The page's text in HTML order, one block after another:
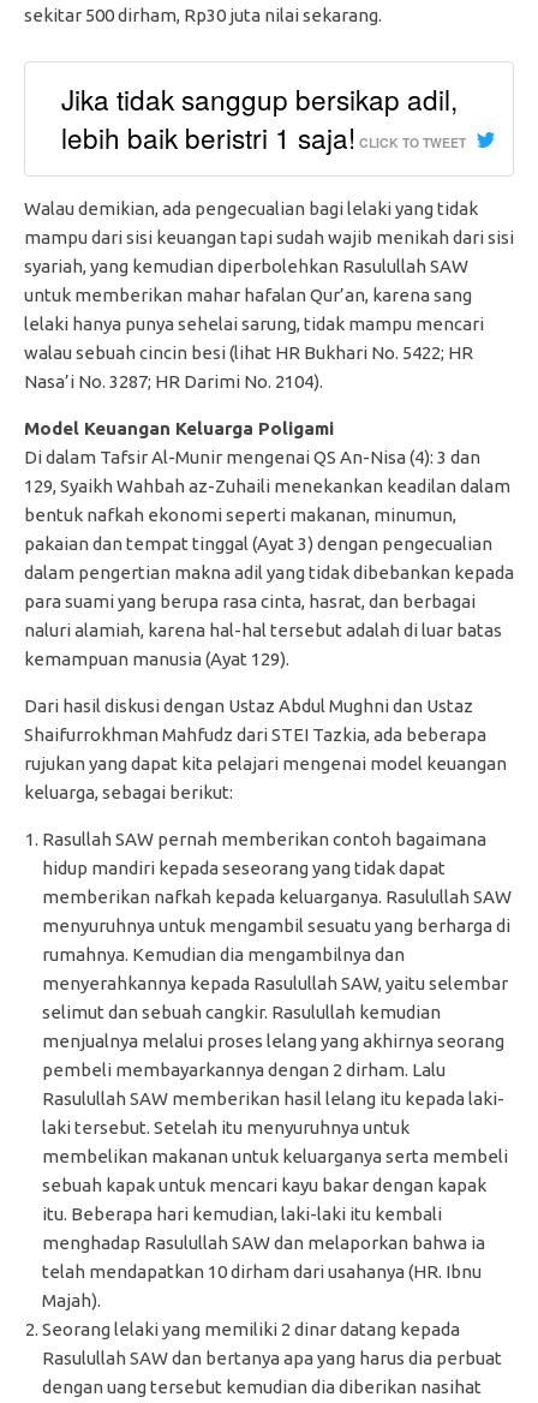
sekitar 500 dirham, Rp30 juta nilai sekarang.
Jika tidak sanggup bersikap adil,
lebih baik beristri 1 saja! CLICK TO TWEET
Walau demikian, ada pengecualian bagi lelaki yang tidak
mampu dari sisi keuangan tapi sudah wajib menikah dari sisi
syariah, yang kemudian diperbolehkan Rasulullah SAW
untuk memberikan mahar hafalan Qur’an, karena sang
lelaki hanya punya sehelai sarung, tidak mampu mencari
walau sebuah cincin besi (lihat HR Bukhari No. 5422; HR
Nasa’i No. 3287; HR Darimi No. 2104).
Model Keuangan Keluarga Poligami
Di dalam Tafsir Al-Munir mengenai QS An-Nisa (4): 3 dan
129, Syaikh Wahbah az-Zuhaili menekankan keadilan dalam
bentuk nafkah ekonomi seperti makanan, minumun,
pakaian dan tempat tinggal (Ayat 3) dengan pengecualian
dalam pengertian makna adil yang tidak dibebankan kepada
para suami yang berupa rasa cinta, hasrat, dan berbagai
naluri alamiah, karena hal-hal tersebut adalah di luar batas
kemampuan manusia (Ayat 129).
Dari hasil diskusi dengan Ustaz Abdul Mughni dan Ustaz
Shaifurrokhman Mahfudz dari STEI Tazkia, ada beberapa
rujukan yang dapat kita pelajari mengenai model keuangan
keluarga, sebagai berikut:
Rasullah SAW pernah memberikan contoh bagaimana
hidup mandiri kepada seseorang yang tidak dapat
memberikan nafkah kepada keluarganya. Rasulullah SAW
menyuruhnya untuk mengambil sesuatu yang berharga di
rumahnya. Kemudian dia mengambilnya dan
menyerahkannya kepada Rasulullah SAW, yaitu selembar
selimut dan sebuah cangkir. Rasulullah kemudian
menjualnya melalui proses lelang yang akhirnya seorang
pembeli membayarkannya dengan 2 dirham. Lalu
Rasulullah SAW memberikan hasil lelang itu kepada laki-
laki tersebut. Setelah itu menyuruhnya untuk
membelikan makanan untuk keluarganya serta membeli
sebuah kapak untuk mencari kayu bakar dengan kapak
itu. Beberapa hari kemudian, laki-laki itu kembali
menghadap Rasulullah SAW dan melaporkan bahwa ia
telah mendapatkan 10 dirham dari usahanya (HR. Ibnu
Majah).
Seorang lelaki yang memiliki 2 dinar datang kepada
Rasulullah SAW dan bertanya apa yang harus dia perbuat
dengan uang tersebut kemudian dia diberikan nasihat